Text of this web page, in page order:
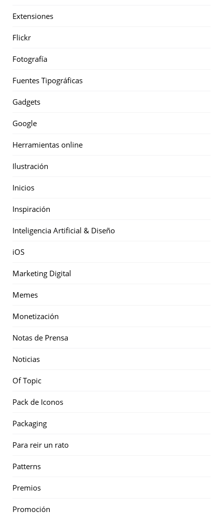
Extensiones
Flickr
Fotografía
Fuentes Tipográficas
Gadgets
Google
Herramientas online
Ilustración
Inicios
Inspiración
Inteligencia Artificial & Diseño
iOS
Marketing Digital
Memes
Monetización
Notas de Prensa
Noticias
Of Topic
Pack de Iconos
Packaging
Para reir un rato
Patterns
Premios
Promoción